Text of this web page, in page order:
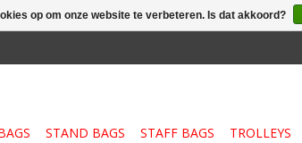
STAND BAGS STAFF BAGS TROLLEYS
op om onze website te verbeteren. Is dat akkoord?